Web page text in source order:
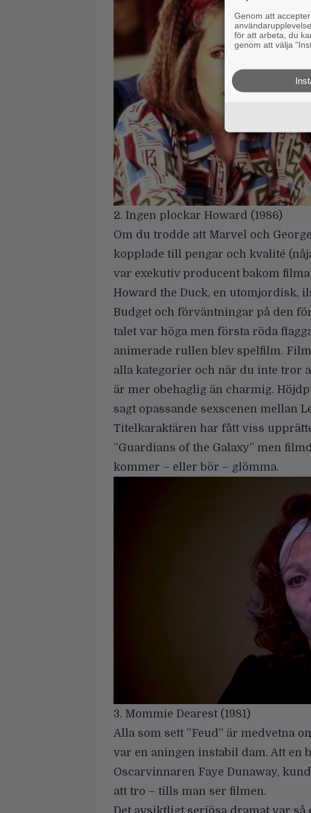
2. Ingen plockar Howard (1986)
Om du trodde att Marvel och
kopplade till pengar och kvalité
var exekutiv producent bakom
Howard the Duck, en utomjordisk,
Budget och förväntningar på den
talet var höga men första röda
animerade rullen blev spelfilm.
alla kategorier och när du inte tror
är mer obehaglig än charmig.
sagt opassande sexscenen mellan
Titelkaraktären har fått viss
”Guardians of the Galaxy” men
kommer – eller bör – glömma.
3. Mommie Dearest (1981)
Alla som sett ”Feud” är medvetna
var en aningen instabil dam. Att en
Oscarvinnaren Faye Dunaway,
att tro – tills man ser filmen.
Det avsiktligt seriösa dramat var
Genom att
för att arbeta, du
genom att välja